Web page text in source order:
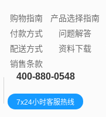
购物指南
付款方式
配送方式
销售条款
产品选择指南
问题解答
资料下载
400-880-0548
7x24小时客服热线